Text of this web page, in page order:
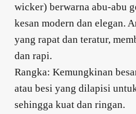
wicker) berwarna abu-abu
kesan modern dan elegan.
yang rapat dan teratur,
dan rapi.
Rangka: Kemungkinan
atau besi yang dilapisi
sehingga kuat dan ringan.